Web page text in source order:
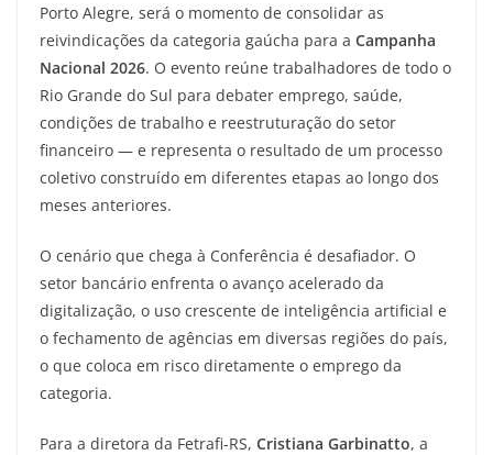
Porto Alegre, será o momento de consolidar as
reivindicações da categoria gaúcha para a Campanha
Nacional 2026. O evento reúne trabalhadores de todo o
Rio Grande do Sul para debater emprego, saúde,
condições de trabalho e reestruturação do setor
financeiro — e representa o resultado de um processo
coletivo construído em diferentes etapas ao longo dos
meses anteriores.
O cenário que chega à Conferência é desafiador. O
setor bancário enfrenta o avanço acelerado da
digitalização, o uso crescente de inteligência artificial e
o fechamento de agências em diversas regiões do país,
o que coloca em risco diretamente o emprego da
categoria.
Para a diretora da Fetrafi-RS, Cristiana Garbinatto, a